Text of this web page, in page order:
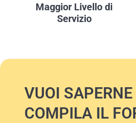
Maggior Livello di
Servizio
VUOI
COMPILA IL